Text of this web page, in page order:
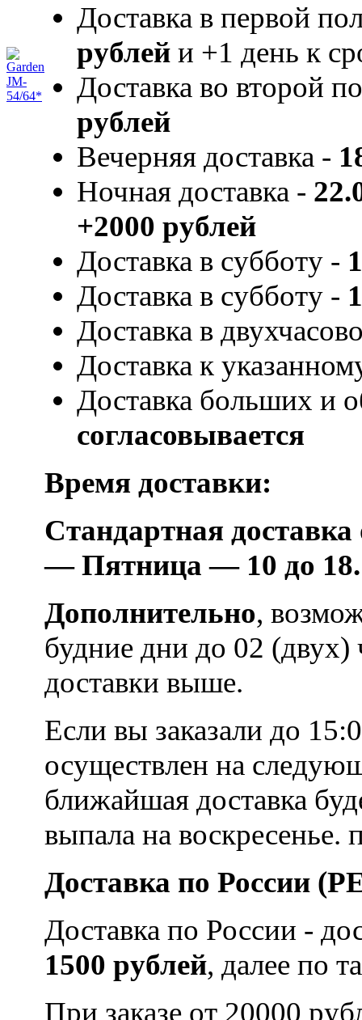
Доставка в первой
рублей и +1 день к
Доставка во второй
рублей
Вечерняя доставка -
Ночная доставка -
+2000 рублей
Доставка в субботу -
Доставка в субботу -
Доставка в
Доставка к
Доставка больших и
согласовывается
Время доставки:
Стандартная
— Пятница — 10 до 18.
Дополнительно,
будние дни до 02
доставки выше.
Если вы заказали до
осуществлен на
ближайшая доставка
выпала на воскресенье.
Доставка по России
Доставка по России -
1500 рублей, далее по
При заказе от 20000